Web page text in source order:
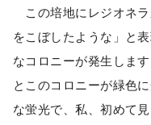
この培地にレジオネ
をこぼしたような」と
なコロニーが発生しま
とこのコロニーが緑色
な蛍光で、私、初めて